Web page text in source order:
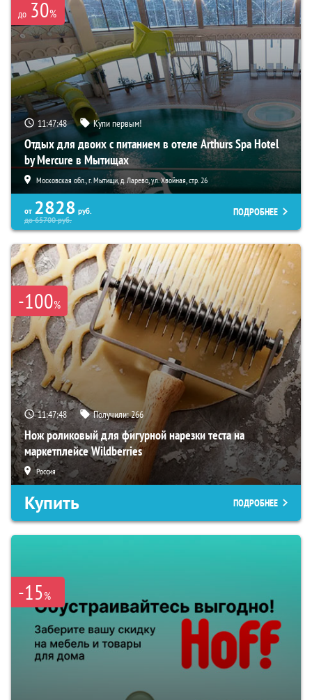
до 30%
11:47:47 Купи первым!
Отдых для двоих с питанием в отеле Arthurs Spa Hotel
by Mercure в Мытищах
Московская обл., г. Мытищи, д. Ларево, ул. Хвойная, стр. 26
от 2828 руб.
до65700руб.
ПОДРОБНЕЕ
-100%
11:47:47 Получили:266
Нож роликовый для фигурной нарезки теста на
маркетплейсе Wildberries
Россия
Купить ПОДРОБНЕЕ
-15%